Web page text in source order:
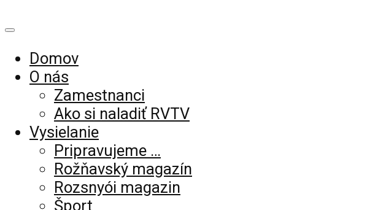
Domov
O nás
Zamestnanci
Ako si naladiť RVTV
Vysielanie
Pripravujeme …
Rožňavský magazín
Rozsnyói magazin
Šport